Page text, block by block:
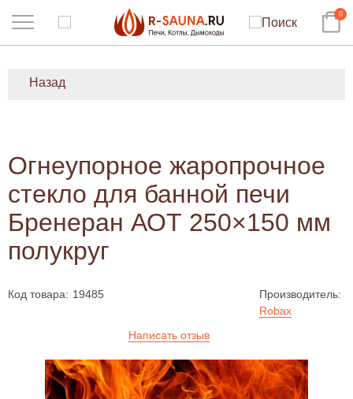
0
Назад
Огнеупорное жаропрочное
стекло для банной печи
Бренеран АОТ 250×150 мм
полукруг
Код товара: 19485
Производитель:
Robax
Написать отзыв